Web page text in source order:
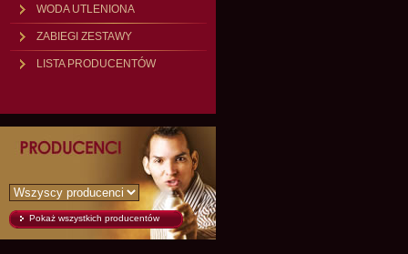
WODA UTLENIONA
ZABIEGI ZESTAWY
LISTA PRODUCENTÓW
Pokaż wszystkich producentów